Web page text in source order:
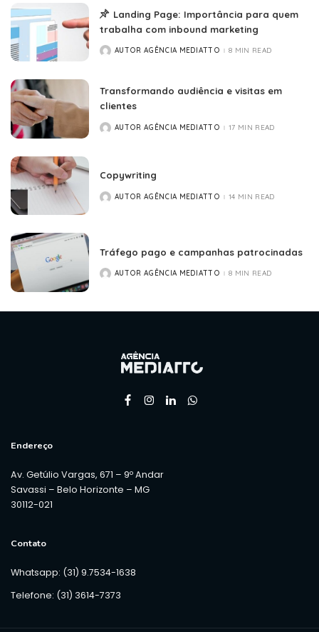
Landing Page: Importância para quem
trabalha com inbound marketing
POSTEDAUTOR AGÊNCIA MEDIATTO 8 MIN READ
Transformando audiência e visitas em
clientes
POSTEDAUTOR AGÊNCIA MEDIATTO 17 MIN READ
Copywriting
POSTEDAUTOR AGÊNCIA MEDIATTO 14 MIN READ
Tráfego pago e campanhas patrocinadas
POSTEDAUTOR AGÊNCIA MEDIATTO 8 MIN READ
Endereço
Av. Getúlio Vargas, 671 – 9º Andar
Savassi – Belo Horizonte – MG
30112-021
Contato
Whatsapp: (31) 9.7534-1638
Telefone: (31) 3614-7373